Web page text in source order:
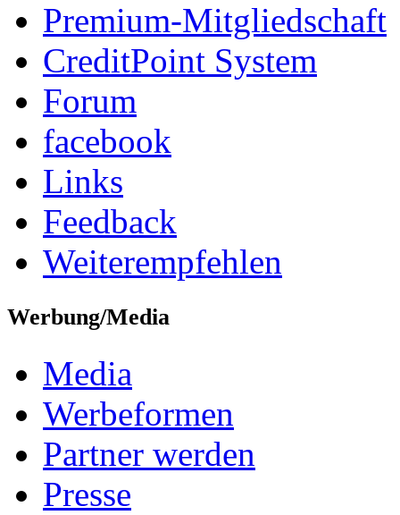
Premium-Mitgliedschaft
CreditPoint System
Forum
facebook
Links
Feedback
Weiterempfehlen
Werbung/Media
Media
Werbeformen
Partner werden
Presse